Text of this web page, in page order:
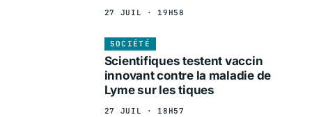
27 JUIL · 19H58
SOCIÉTÉ
Scientifiques testent vaccin
innovant contre la maladie de
Lyme sur les tiques
27 JUIL · 18H57